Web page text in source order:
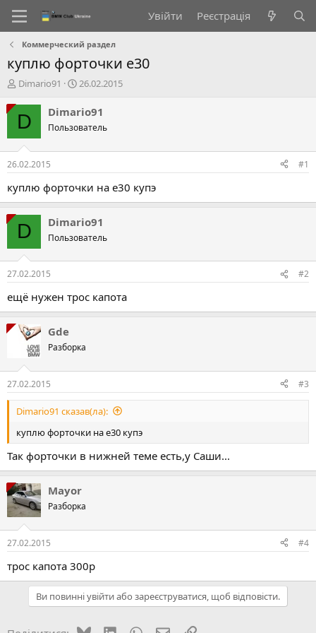
Увійти Реєстрація
Коммерческий раздел
куплю форточки е30
А
т
о
т
е
м
и
Dimario91
Д
т
с
о
р
н
я
26.02.2015
D Dimario91
Пользователь
26.02.2015 #1
куплю форточки на е30 купэ
D Dimario91
Пользователь
27.02.2015 #2
ещё нужен трос капота
Gde
Разборка
27.02.2015 #3
Dimario91 сказав(ла):
куплю форточки на е30 купэ
Так форточки в нижней теме есть,у Саши...
Mayor
Разборка
27.02.2015 #4
трос капота 300р
Ви повинні увійти або зареєструватися, щоб відповісти.